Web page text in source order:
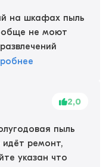
на шкафах пыль
не моют
2,0
пыль
ремонт,
указан что